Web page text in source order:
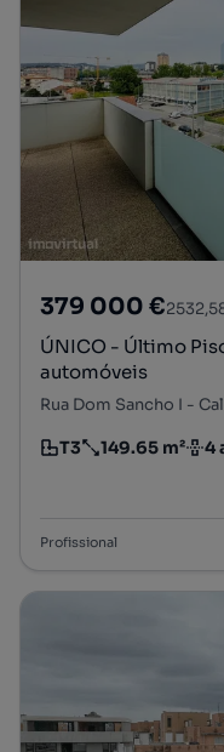
379 000 €
ÚNICO - Último
automóveis
Tipologia
T3
Preço por metro
149.65 m²
Andar 4
Profissional